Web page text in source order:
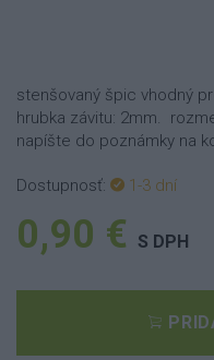
stenšovaný špic vhodný
hrubka závitu: 2mm.
napíšte do poznámky na
Dostupnosť: 1-3 dní
0,90 € S DPH